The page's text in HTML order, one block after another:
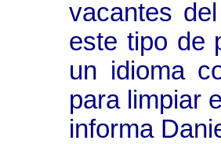
vacantes
este tipo de
un idioma
para limpiar
informa